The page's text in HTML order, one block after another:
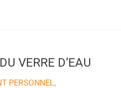
VERRE D’EAU
PERSONNEL,